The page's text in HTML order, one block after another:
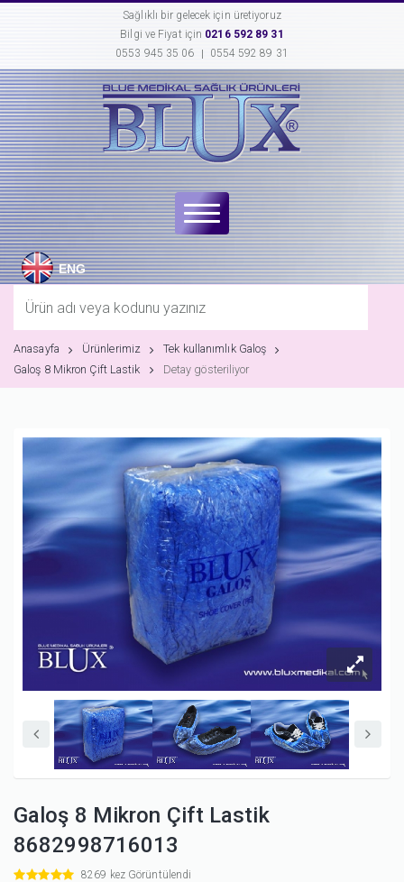
Sağlıklı bir gelecek için üretiyoruz
Bilgi ve Fiyat için 0216 592 89 31
0553 945 35 06
0554 592 89 31
ENG
Anasayfa Ürünlerimiz
Tek kullanımlık Galoş
Galoş 8 Mikron Çift Lastik
Detay gösteriliyor
Galoş 8 Mikron Çift Lastik
8682998716013
8269 kez Görüntülendi